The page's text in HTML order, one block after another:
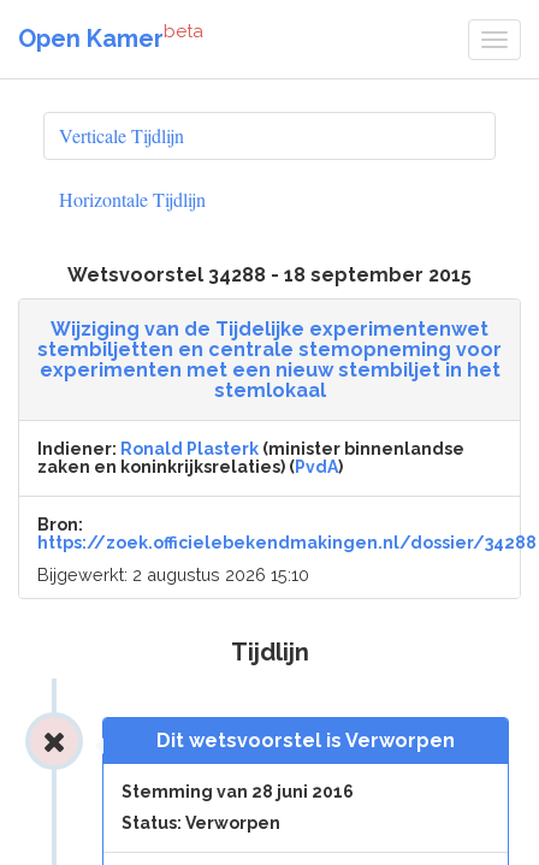
Open Kamerbeta
Verticale Tijdlijn
Horizontale Tijdlijn
Wetsvoorstel 34288 - 18 september 2015
Wijziging van de Tijdelijke experimentenwet
stembiljetten en centrale stemopneming voor
experimenten met een nieuw stembiljet in het
stemlokaal
Indiener: Ronald Plasterk (minister binnenlandse
zaken en koninkrijksrelaties) (PvdA)
Bron:
https://zoek.officielebekendmakingen.nl/dossier/34288
Bijgewerkt: 2 augustus 2026 15:10
Tijdlijn
Dit wetsvoorstel is Verworpen
Stemming van 28 juni 2016
Status: Verworpen